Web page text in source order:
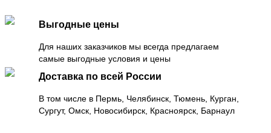
Выгодные цены
Для наших заказчиков мы всегда предлагаем
самые выгодные условия и цены
Доставка по всей России
В том числе в Пермь, Челябинск, Тюмень, Курган,
Сургут, Омск, Новосибирск, Красноярск, Барнаул